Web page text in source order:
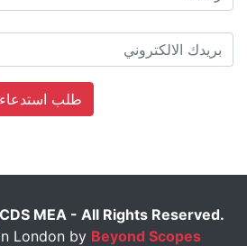
اسمك
رقمك
بريدك
طلب استدعاء
MEA - All Rights Reserved.
London by Beyond Scopes